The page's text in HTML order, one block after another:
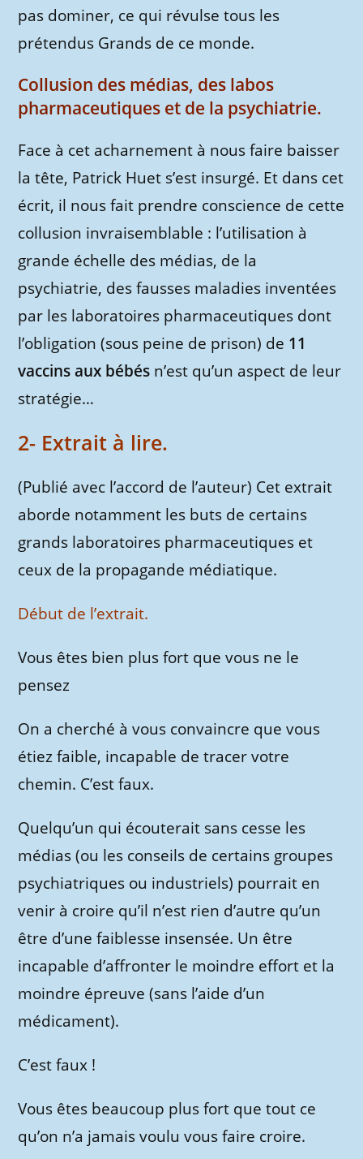
pas dominer, ce qui révulse tous les
prétendus Grands de ce monde.
Collusion des médias, des labos
pharmaceutiques et de la psychiatrie.
Face à cet acharnement à nous faire baisser
la tête, Patrick Huet s’est insurgé. Et dans cet
écrit, il nous fait prendre conscience de cette
collusion invraisemblable : l’utilisation à
grande échelle des médias, de la
psychiatrie, des fausses maladies inventées
par les laboratoires pharmaceutiques dont
l’obligation (sous peine de prison) de 11
vaccins aux bébés n’est qu’un aspect de leur
stratégie…
2- Extrait à lire.
(Publié avec l’accord de l’auteur) Cet extrait
aborde notamment les buts de certains
grands laboratoires pharmaceutiques et
ceux de la propagande médiatique.
Début de l’extrait.
Vous êtes bien plus fort que vous ne le
pensez
On a cherché à vous convaincre que vous
étiez faible, incapable de tracer votre
chemin. C’est faux.
Quelqu’un qui écouterait sans cesse les
médias (ou les conseils de certains groupes
psychiatriques ou industriels) pourrait en
venir à croire qu’il n’est rien d’autre qu’un
être d’une faiblesse insensée. Un être
incapable d’affronter le moindre effort et la
moindre épreuve (sans l’aide d’un
médicament).
C’est faux !
Vous êtes beaucoup plus fort que tout ce
qu’on n’a jamais voulu vous faire croire.